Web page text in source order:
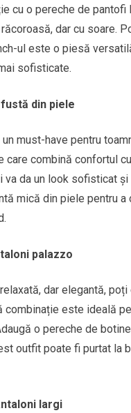
cu o pereche de
dar cu soare.
ul este o piesă
sofisticate.
din piele
must-have pentru
care combină confortul
da un look sofisticat
mică din piele pentru
palazzo
dar elegantă,
combinație este ideală
o pereche de
outfit poate fi purtat la
largi